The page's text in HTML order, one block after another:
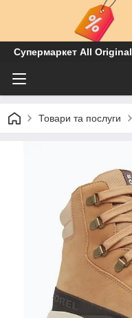
Супермаркет All Original
Товари та послуги